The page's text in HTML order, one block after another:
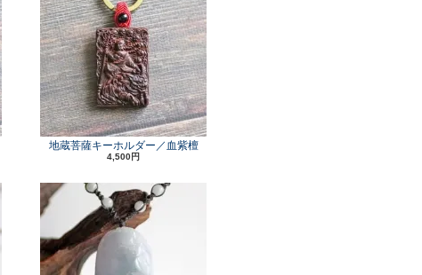
地蔵菩薩キーホルダー／血紫檀
4,500円